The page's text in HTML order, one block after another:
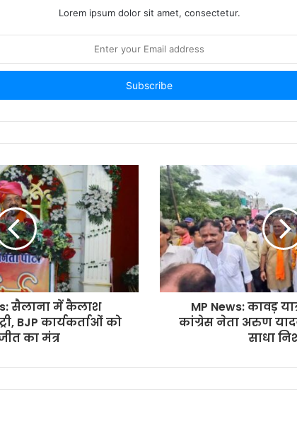
Lorem ipsum dolor sit amet, consectetur.
सैलाना में कैलाश
BJP कार्यकर्ताओं को
का मंत्र
MP News: कावड़
कांग्रेस नेता अरुण
साधा